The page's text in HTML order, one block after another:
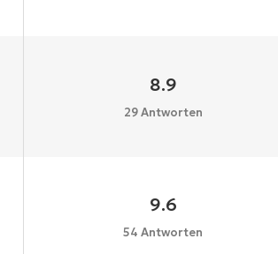
8.9
29 Antworten
9.6
54 Antworten